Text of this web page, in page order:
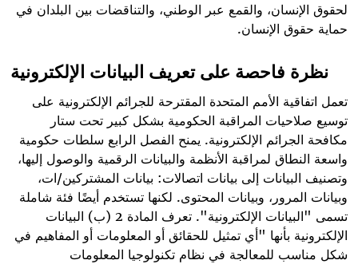
لحقوق الإنسان، والقمع عبر الوطني، والتناقضات بين البلدان في
حماية حقوق الإنسان.
نظرة فاحصة على تعريف البيانات الإلكترونية
تعمل اتفاقية الأمم المتحدة المقترحة للجرائم الإلكترونية على
توسيع صلاحيات المراقبة الحكومية بشكل كبير تحت ستار
مكافحة الجرائم الإلكترونية. يمنح الفصل الرابع سلطات حكومية
واسعة النطاق لمراقبة الأنظمة والبيانات الرقمية والوصول إليها،
وتصنيف البيانات إلى بيانات اتصالات: بيانات المشتركين/ات،
وبيانات المرور، وبيانات المحتوى. لكنها تستخدم أيضًا فئة شاملة
تسمى "البيانات الإلكترونية". تعرف المادة 2 (ب) البيانات
الإلكترونية بأنها "أي تمثيل للحقائق أو المعلومات أو المفاهيم في
شكل مناسب للمعالجة في نظام تكنولوجيا المعلومات